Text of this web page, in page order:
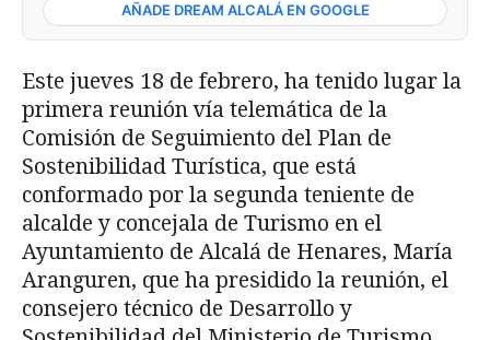
AÑADE DREAM ALCALÁ EN GOOGLE
Este jueves 18 de febrero, ha tenido lugar la
primera reunión vía telemática de la
Comisión de Seguimiento del Plan de
Sostenibilidad Turística, que está
conformado por la segunda teniente de
alcalde y concejala de Turismo en el
Ayuntamiento de Alcalá de Henares, María
Aranguren, que ha presidido la reunión, el
consejero técnico de Desarrollo y